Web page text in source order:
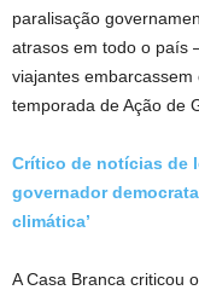
paralisação
atrasos em todo o país
viajantes
temporada de Ação de
Crítico de notícias de
governador
climática’
A Casa Branca criticou